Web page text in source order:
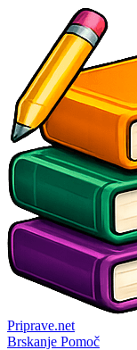
Priprave.net
Brskanje Pomoč